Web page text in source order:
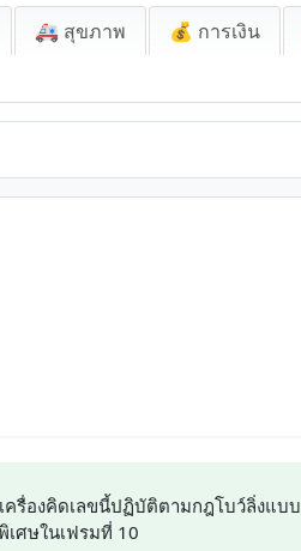
🚑 สุขภาพ 💰 การเงิน
รื่องคิดเลขนี้ปฏิบัติตามกฎโบว์ลิ่งแบบ
ศษในเฟรมที่ 10